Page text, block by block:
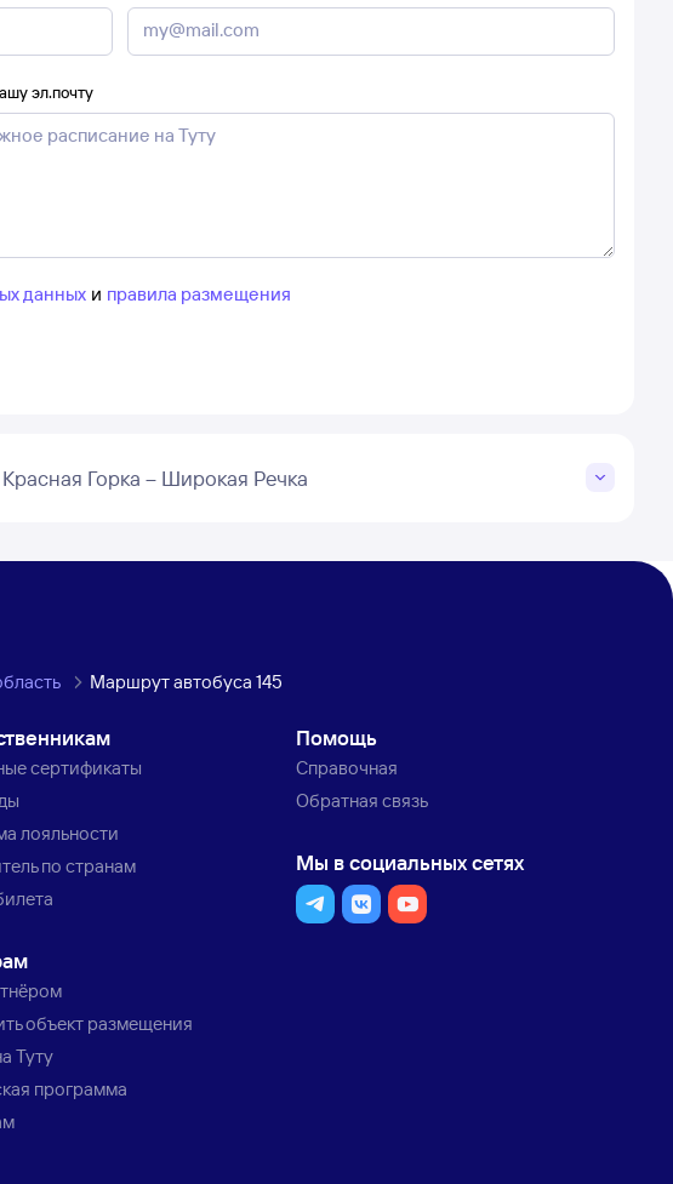
эл.почту
данных и правила размещения
Горка – Широкая Речка
Маршрут автобуса 145
сертификаты
лояльности
по странам
объект размещения
Туту
программа
Помощь
Справочная
Обратная связь
Мы в социальных сетях